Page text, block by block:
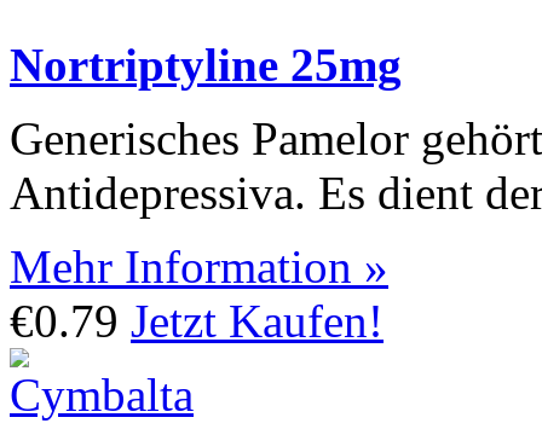
Nortriptyline 25mg
Generisches Pamelor
Antidepressiva. Es dient
Mehr Information »
€0.79 Jetzt Kaufen!